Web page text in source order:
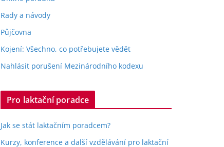
Rady a návody
Půjčovna
Kojení: Všechno, co potřebujete vědět
Nahlásit porušení Mezinárodního kodexu
Pro laktační poradce
Jak se stát laktačním poradcem?
Kurzy, konference a další vzdělávání pro laktační